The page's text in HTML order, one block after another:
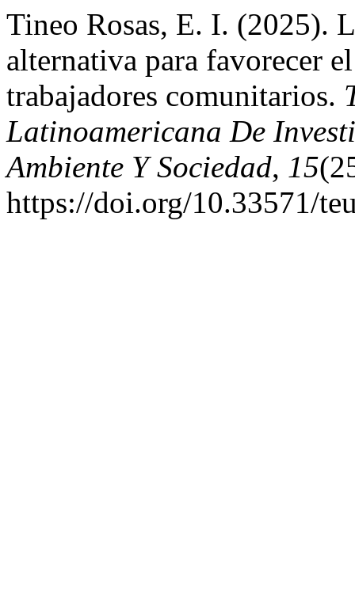
Tineo Rosas, E. I. (2025).
alternativa para favorecer
trabajadores comunitarios.
Latinoamericana De
Ambiente Y Sociedad, 15
https://doi.org/10.33571/